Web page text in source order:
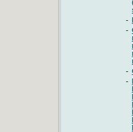
-
-
-
-